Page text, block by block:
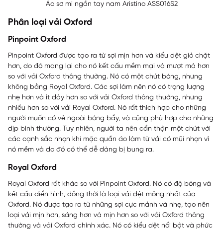
Áo sơ mi ngắn tay nam Aristino ASS016S2
Phân loại vải Oxford
Pinpoint Oxford
Pinpoint Oxford được tạo ra từ sợi mịn hơn và kiểu dệt giỏ chặt
hơn, do đó mang lại cho nó kết cấu mềm mại và mượt mà hơn
so với vải Oxford thông thường. Nó có một chút bóng, nhưng
không bằng Royal Oxford. Các sợi làm nên nó có trọng lượng
nhẹ hơn và ít dày hơn so với vải Oxford thông thường, nhưng
nhiều hơn so với vải Royal Oxford. Nó rất thích hợp cho những
người muốn có vẻ ngoài bóng bẩy, và cũng phù hợp cho những
dịp bình thường. Tuy nhiên, người ta nên cẩn thận một chút với
các cạnh sắc nhọn khi mặc quần áo làm từ vải có mũi nhọn vì
nó mềm và do đó có thể dễ dàng bị bung ra.
Royal Oxford
Royal Oxford rất khác so với Pinpoint Oxford. Nó có độ bóng và
kết cấu điển hình, đồng thời là loại vải dệt mỏng nhất của
Oxford. Nó được tạo ra từ những sợi cực mảnh và nhẹ, tạo nên
loại vải mịn hơn, sáng hơn và mịn hơn so với vải Oxford thông
thường và vải Oxford chính xác. Nó có kiểu dệt nổi bật và phức